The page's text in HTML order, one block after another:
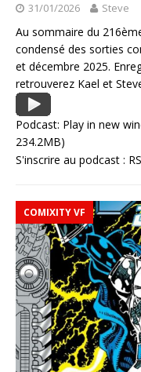
31/01/2026 Steve
Au sommaire du
condensé des sorties
et décembre 2025.
retrouverez Kael et
Podcast: Play in new
234.2MB)
S'inscrire au podcast :
COMIXITY VF